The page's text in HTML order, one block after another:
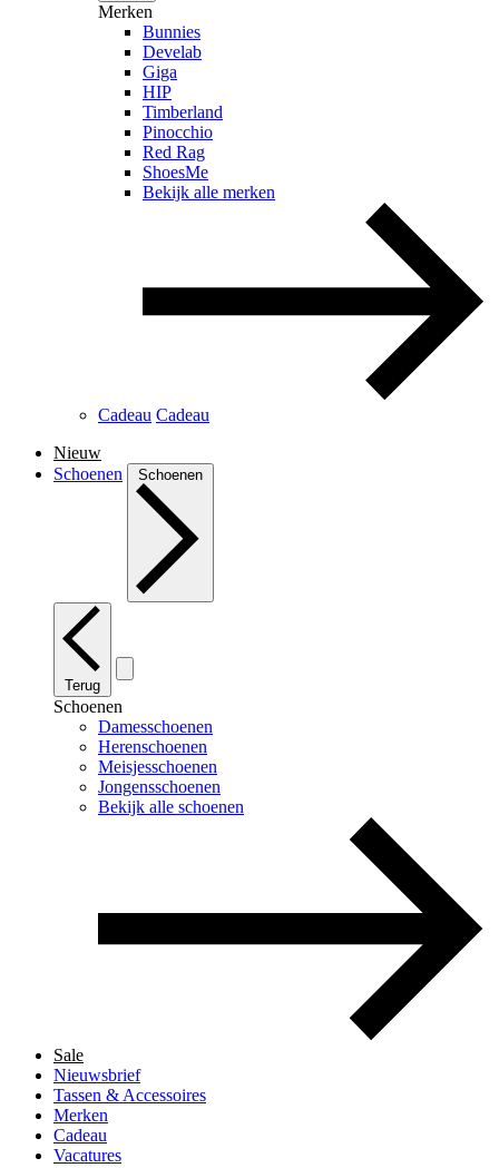
Merken
Bunnies
Develab
Giga
HIP
Timberland
Pinocchio
Red Rag
ShoesMe
Bekijk alle merken
Cadeau Cadeau
Nieuw
Schoenen
Schoenen
Terug
Schoenen
Damesschoenen
Herenschoenen
Meisjesschoenen
Jongensschoenen
Bekijk alle schoenen
Sale
Nieuwsbrief
Tassen & Accessoires
Merken
Cadeau
Vacatures